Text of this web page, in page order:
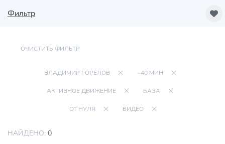
Фильтр
ОЧИСТИТЬ ФИЛЬТР
ВЛАДИМИР ГОРЕЛОВ ~40 МИН
АКТИВНОЕ ДВИЖЕНИЕ БАЗА
ОТ НУЛЯ ВИДЕО
НАЙДЕНО: 0